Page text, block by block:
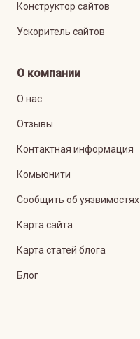
Конструктор сайтов
Ускоритель сайтов
О компании
О нас
Отзывы
Контактная информация
Комьюнити
Сообщить об уязвимостях
Карта сайта
Карта статей блога
Блог